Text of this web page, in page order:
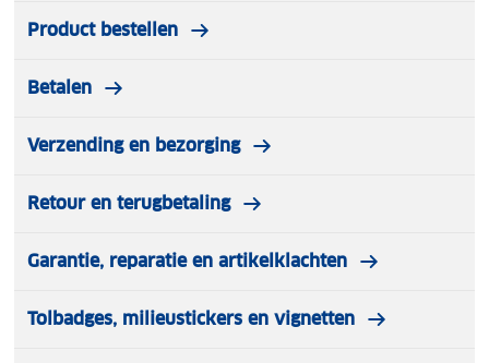
Product bestellen
Betalen
Verzending en bezorging
Retour en terugbetaling
Garantie, reparatie en artikelklachten
Tolbadges, milieustickers en vignetten